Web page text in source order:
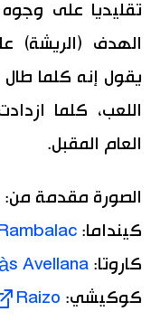
تقليديا على
الهدف (الريشة)
يقول إنه كلما طال
اللعب، كلما
العام المقبل.
الصورة مقدمة من:
كينداما:
كاروتا: Avellana
كوكيشي: Raizo